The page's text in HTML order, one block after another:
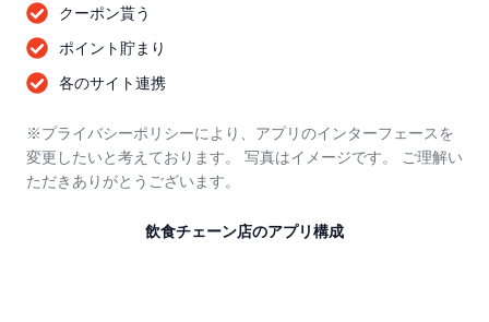
クーポン貰う
ポイント貯まり
各のサイト連携
※プライバシーポリシーにより、アプリのインターフェースを
変更したいと考えております。 写真はイメージです。 ご理解い
ただきありがとうございます。
飲食チェーン店のアプリ構成